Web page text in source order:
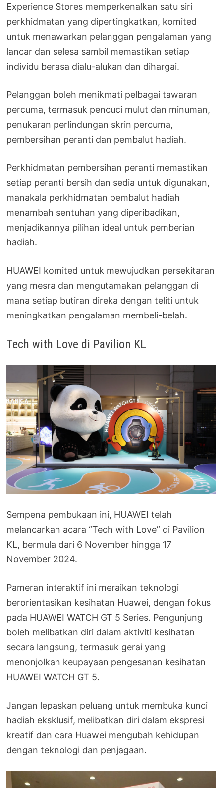
Experience Stores memperkenalkan satu siri
perkhidmatan yang dipertingkatkan, komited
untuk menawarkan pelanggan pengalaman yang
lancar dan selesa sambil memastikan setiap
individu berasa dialu-alukan dan dihargai.
Pelanggan boleh menikmati pelbagai tawaran
percuma, termasuk pencuci mulut dan minuman,
penukaran perlindungan skrin percuma,
pembersihan peranti dan pembalut hadiah.
Perkhidmatan pembersihan peranti memastikan
setiap peranti bersih dan sedia untuk digunakan,
manakala perkhidmatan pembalut hadiah
menambah sentuhan yang diperibadikan,
menjadikannya pilihan ideal untuk pemberian
hadiah.
HUAWEI komited untuk mewujudkan persekitaran
yang mesra dan mengutamakan pelanggan di
mana setiap butiran direka dengan teliti untuk
meningkatkan pengalaman membeli-belah.
Tech with Love di Pavilion KL
Sempena pembukaan ini, HUAWEI telah
melancarkan acara “Tech with Love” di Pavilion
KL, bermula dari 6 November hingga 17
November 2024.
Pameran interaktif ini meraikan teknologi
berorientasikan kesihatan Huawei, dengan fokus
pada HUAWEI WATCH GT 5 Series. Pengunjung
boleh melibatkan diri dalam aktiviti kesihatan
secara langsung, termasuk gerai yang
menonjolkan keupayaan pengesanan kesihatan
HUAWEI WATCH GT 5.
Jangan lepaskan peluang untuk membuka kunci
hadiah eksklusif, melibatkan diri dalam ekspresi
kreatif dan cara Huawei mengubah kehidupan
dengan teknologi dan penjagaan.